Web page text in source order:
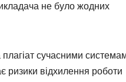
не було жодних
сучасними
ризики відхилення роботи